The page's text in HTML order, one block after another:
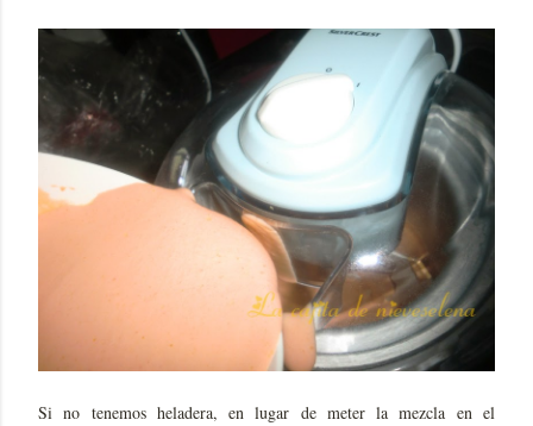
Si no tenemos heladera, en lugar de meter la mezcla en el